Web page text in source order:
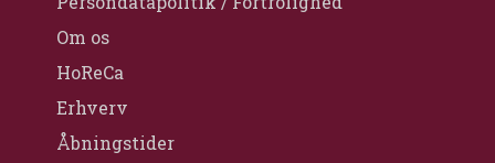
Om os
HoReCa
Erhverv
Åbningstider